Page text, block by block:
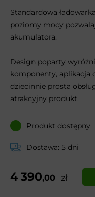
Standardowa
poziomy mocy
akumulatora.
Design poparty
komponenty, aplikacja
dziecinnie prosta
atrakcyjny produkt.
Produkt dostępny
Dostawa: 5 dni
4 390,00 zł